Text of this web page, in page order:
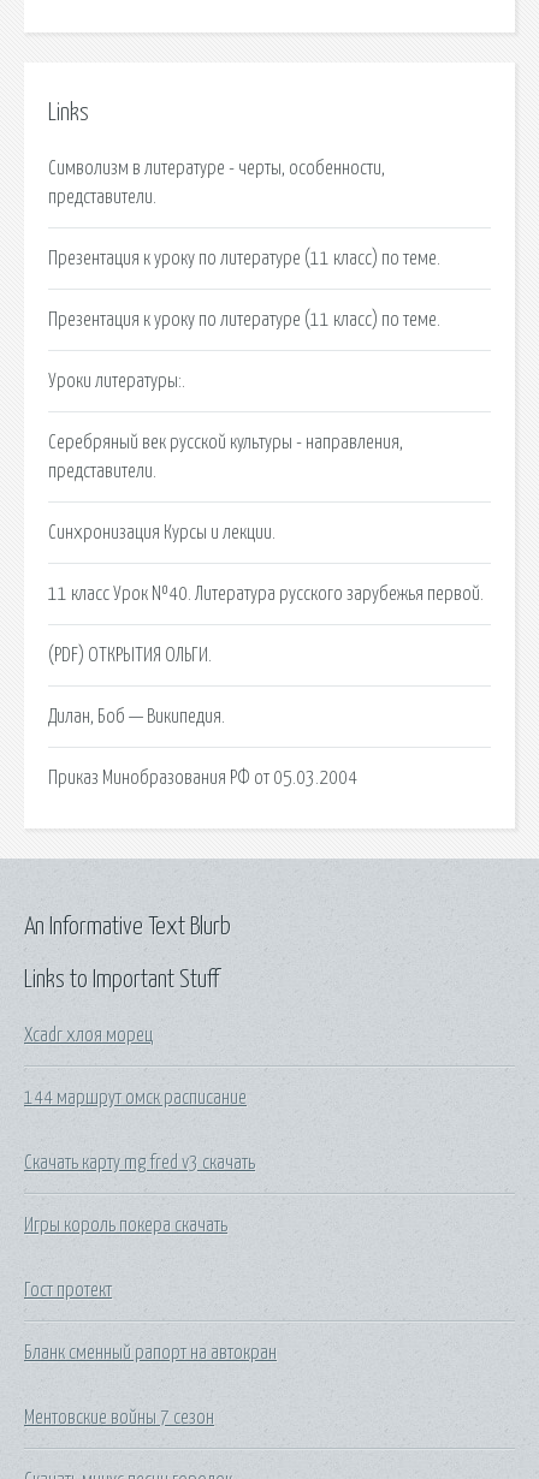
Links
Символизм в литературе - черты, особенности,
представители.
Презентация к уроку по литературе (11 класс) по теме.
Презентация к уроку по литературе (11 класс) по теме.
Уроки литературы:.
Серебряный век русской культуры - направления,
представители.
Синхронизация Курсы и лекции.
11 класс Урок №40. Литература русского зарубежья первой.
(PDF) ОТКРЫТИЯ ОЛЬГИ.
Дилан, Боб — Википедия.
Приказ Минобразования РФ от 05.03.2004
Links to Important Stuff
Xcadr хлоя морец
144 маршрут омск расписание
Скачать карту mg fred v3 скачать
Игры король покера скачать
Гост протект
Бланк сменный рапорт на автокран
Ментовские войны 7 сезон
An Informative Text Blurb